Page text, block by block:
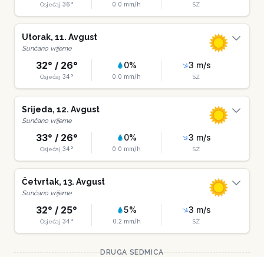
Osjećaj 36° 0.0 mm/h SZ
Utorak, 11. Avgust
Sunčano vrijeme
32° / 26°
Osjećaj 34°
0%
0.0 mm/h
3 m/s
SZ
Srijeda, 12. Avgust
Sunčano vrijeme
33° / 26°
Osjećaj 34°
0%
0.0 mm/h
3 m/s
SZ
Četvrtak, 13. Avgust
Sunčano vrijeme
32° / 25°
Osjećaj 34°
5%
0.2 mm/h
3 m/s
SZ
DRUGA SEDMICA